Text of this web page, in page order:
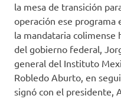
la mesa de transición
operación ese programa
la mandataria colimense
del gobierno federal,
general del Instituto
Robledo Aburto, en
signó con el presidente,